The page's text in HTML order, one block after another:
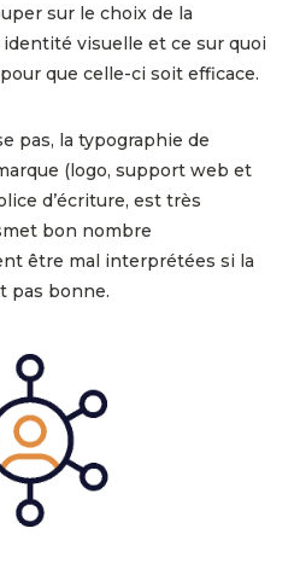
sur le choix de la
visuelle et ce sur quoi
que celle-ci soit efficace.
pas, la typographie de
(logo, support web et
d’écriture, est très
bon nombre
être mal interprétées si la
pas bonne.